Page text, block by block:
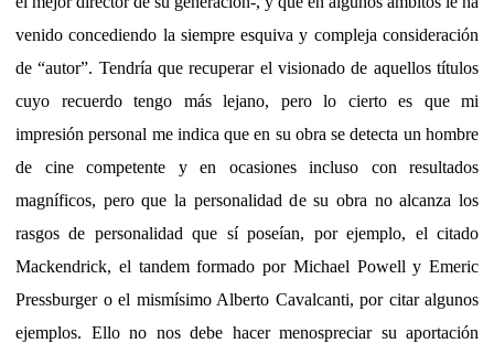
venido concediendo la siempre esquiva y compleja consideración
de “autor”. Tendría que recuperar el visionado de aquellos títulos
cuyo recuerdo tengo más lejano, pero lo cierto es que mi
impresión personal me indica que en su obra se detecta un hombre
de cine competente y en ocasiones incluso con resultados
magníficos, pero que la personalidad de su obra no alcanza los
rasgos de personalidad que sí poseían, por ejemplo, el citado
Mackendrick, el tandem formado por Michael Powell y Emeric
Pressburger o el mismísimo Alberto Cavalcanti, por citar algunos
ejemplos. Ello no nos debe hacer menospreciar su aportación